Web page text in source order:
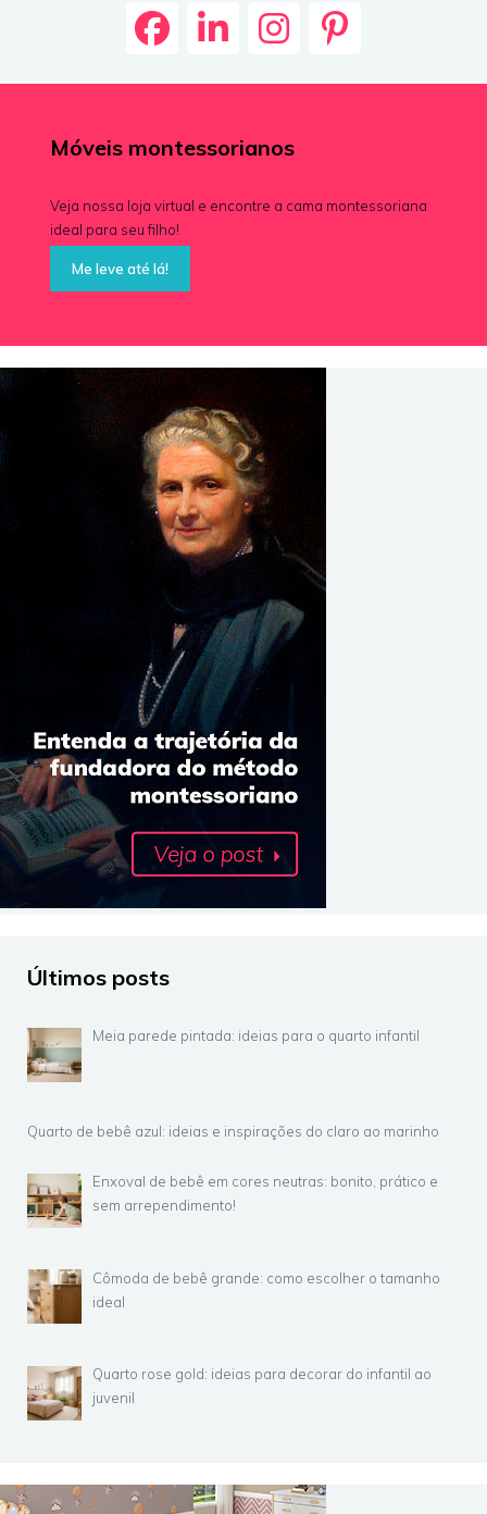
Móveis montessorianos
Veja nossa loja virtual e encontre a cama montessoriana
ideal para seu filho!
Me leve até lá!
Últimos posts
Meia parede pintada: ideias para o quarto infantil
Quarto de bebê azul: ideias e inspirações do claro ao marinho
Enxoval de bebê em cores neutras: bonito, prático e
sem arrependimento!
Cômoda de bebê grande: como escolher o tamanho
ideal
Quarto rose gold: ideias para decorar do infantil ao
juvenil